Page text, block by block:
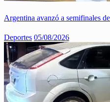
Argentina avanzó a semifinales
Deportes 05/08/2026